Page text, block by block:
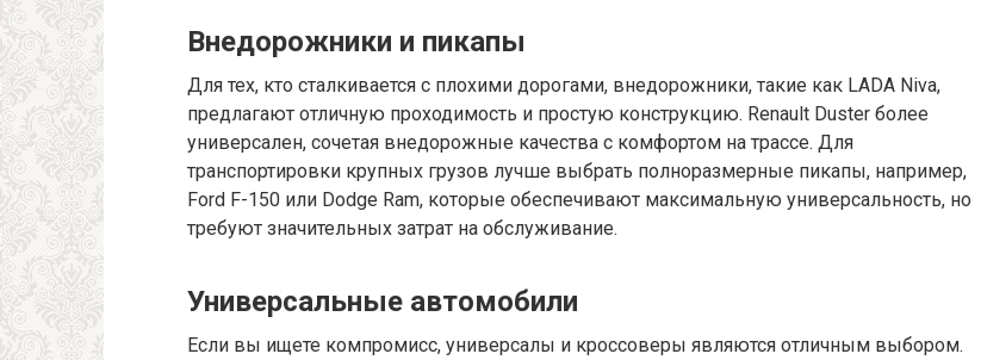
Внедорожники и пикапы
Для тех, кто сталкивается с плохими дорогами, внедорожники, такие как LADA Niva,
предлагают отличную проходимость и простую конструкцию. Renault Duster более
универсален, сочетая внедорожные качества с комфортом на трассе. Для
транспортировки крупных грузов лучше выбрать полноразмерные пикапы, например,
Ford F-150 или Dodge Ram, которые обеспечивают максимальную универсальность, но
требуют значительных затрат на обслуживание.
Универсальные автомобили
Если вы ищете компромисс, универсалы и кроссоверы являются отличным выбором.